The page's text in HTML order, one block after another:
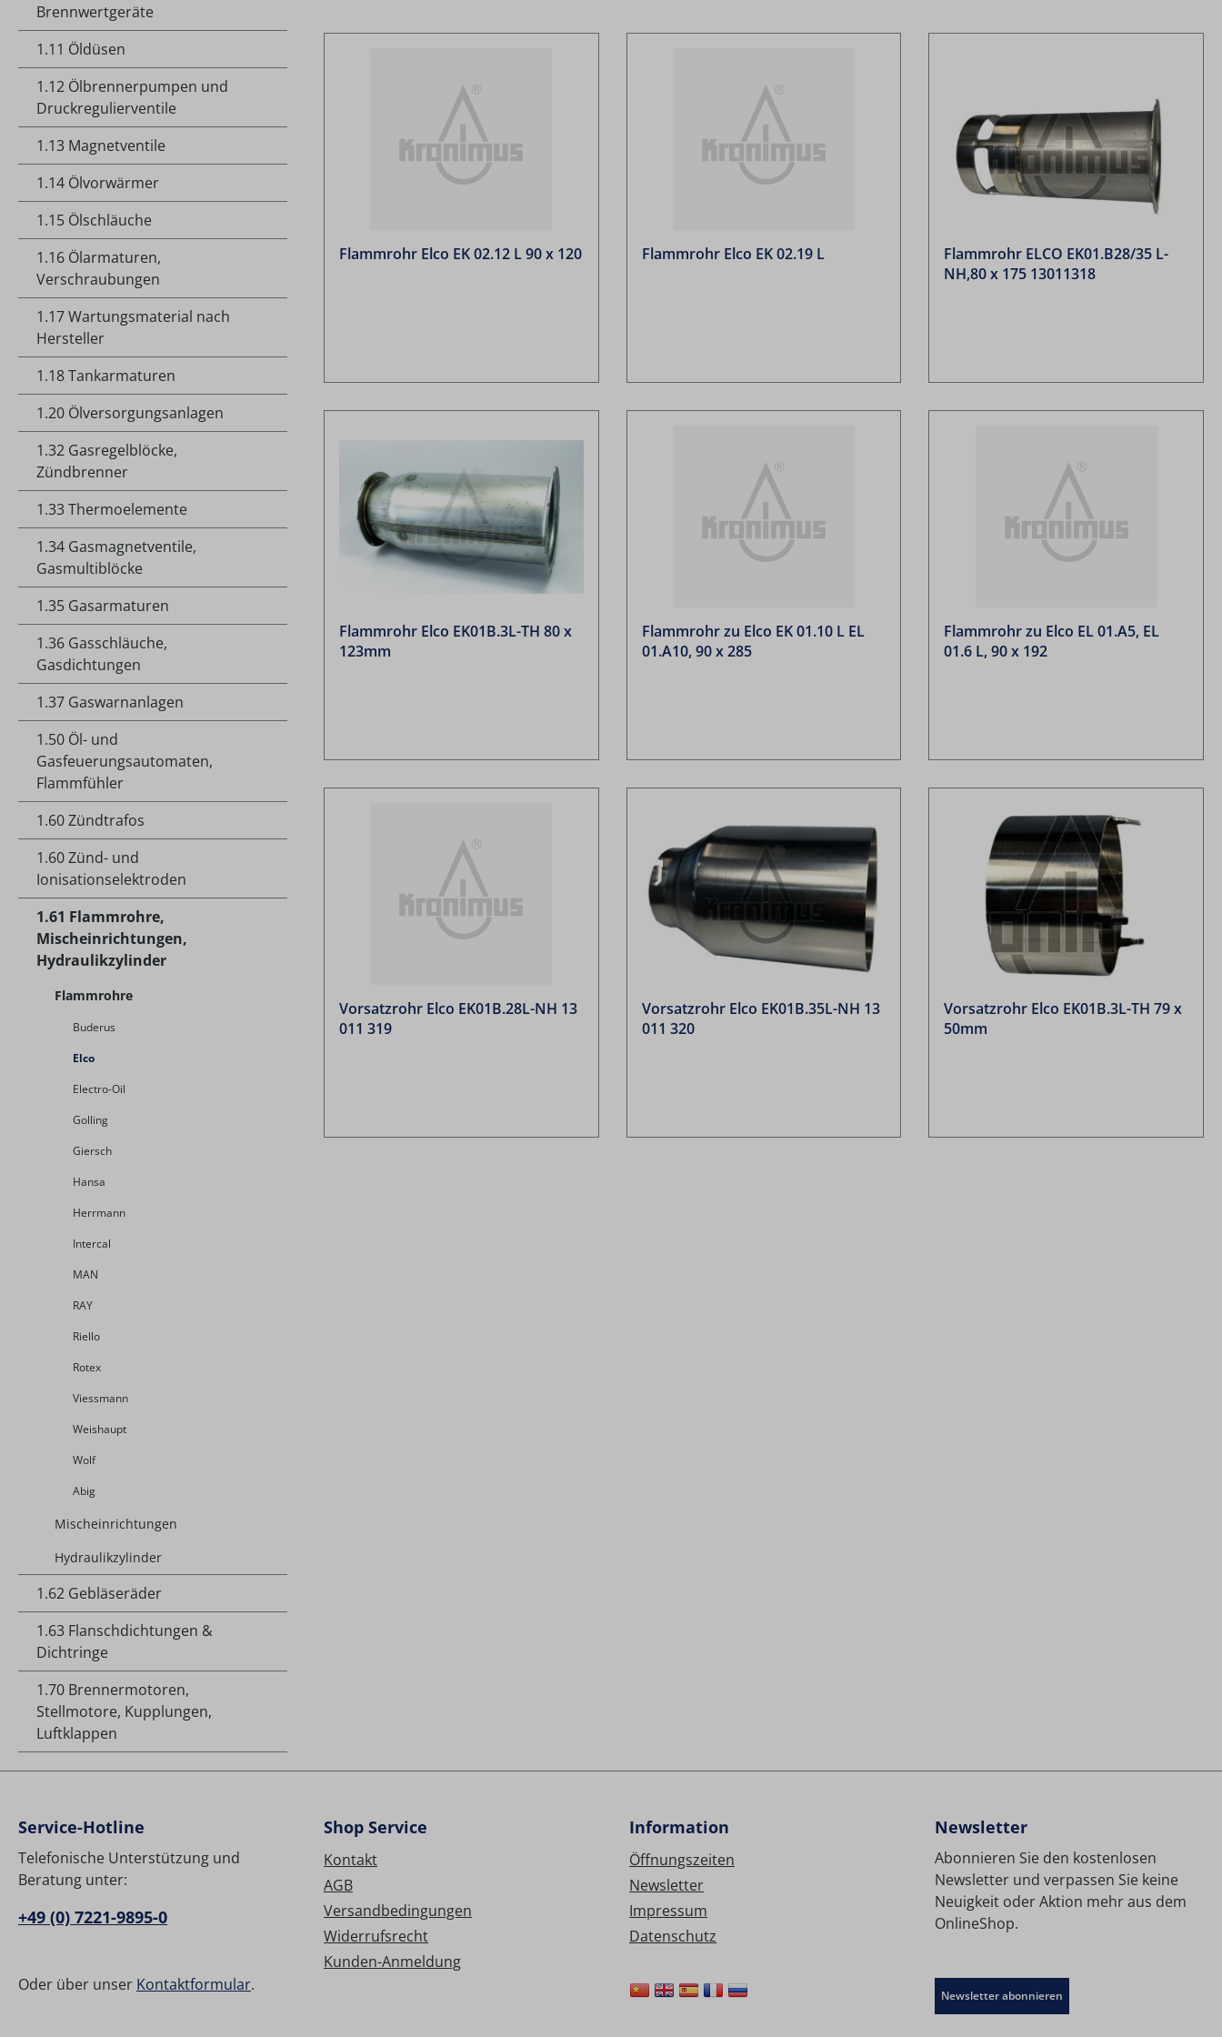
Brennwertgeräte
1.11 Öldüsen
1.12 Ölbrennerpumpen und
Druckregulierventile
1.13 Magnetventile
1.14 Ölvorwärmer
1.15 Ölschläuche
1.16 Ölarmaturen,
Verschraubungen
1.17 Wartungsmaterial nach
Hersteller
1.18 Tankarmaturen
1.20 Ölversorgungsanlagen
1.32 Gasregelblöcke,
Zündbrenner
1.33 Thermoelemente
1.34 Gasmagnetventile,
Gasmultiblöcke
1.35 Gasarmaturen
1.36 Gasschläuche,
Gasdichtungen
1.37 Gaswarnanlagen
1.50 Öl- und
Gasfeuerungsautomaten,
Flammfühler
1.60 Zündtrafos
1.60 Zünd- und
Ionisationselektroden
1.61 Flammrohre,
Mischeinrichtungen,
Hydraulikzylinder
Flammrohre
Buderus
Elco
Electro-Oil
Golling
Giersch
Hansa
Herrmann
Intercal
MAN
RAY
Riello
Rotex
Viessmann
Weishaupt
Wolf
Abig
Mischeinrichtungen
Hydraulikzylinder
1.62 Gebläseräder
1.63 Flanschdichtungen &
Dichtringe
1.70 Brennermotoren,
Stellmotore, Kupplungen,
Luftklappen
Flammrohr Elco EK 02.12 L 90 x 120 Flammrohr Elco EK 02.19 L
Flammrohr ELCO EK01.B28/35 L-
NH,80 x 175 13011318
Flammrohr Elco EK01B.3L-TH 80 x
123mm
Flammrohr zu Elco EK 01.10 L EL
01.A10, 90 x 285
Flammrohr zu Elco EL 01.A5, EL
01.6 L, 90 x 192
Vorsatzrohr Elco EK01B.28L-NH 13
011 319
Vorsatzrohr Elco EK01B.35L-NH 13
011 320
Vorsatzrohr Elco EK01B.3L-TH 79 x
50mm
Service-Hotline
Telefonische Unterstützung und
Beratung unter:
+49 (0) 7221-9895-0
Oder über unser Kontaktformular.
Shop Service
Kontakt
AGB
Versandbedingungen
Widerrufsrecht
Kunden-Anmeldung
Information
Öffnungszeiten
Newsletter
Impressum
Datenschutz
Newsletter
Abonnieren Sie den kostenlosen
Newsletter und verpassen Sie keine
Neuigkeit oder Aktion mehr aus dem
OnlineShop.
Newsletter abonnieren